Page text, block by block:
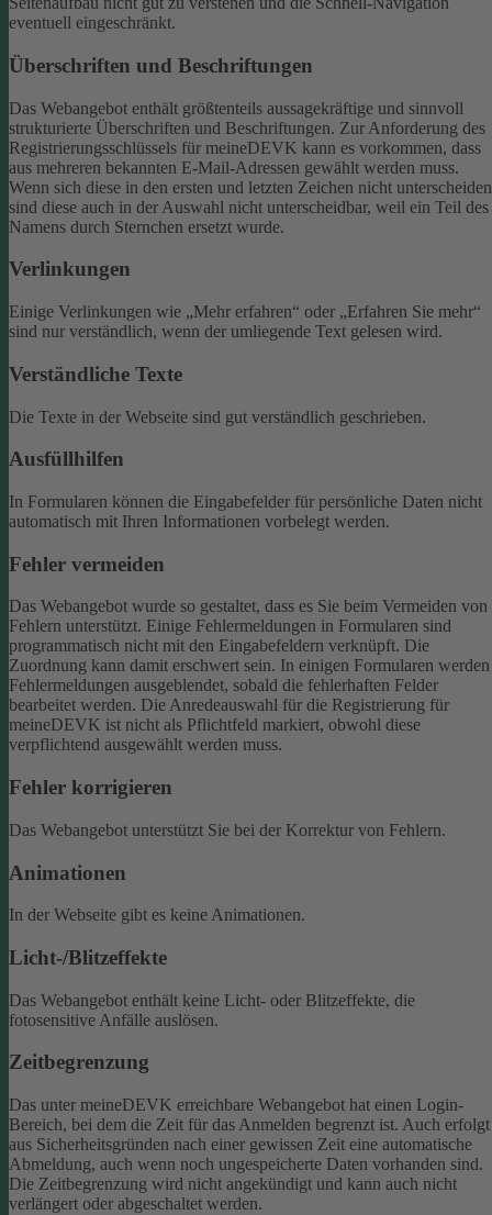
eventuell eingeschränkt.
Überschriften und Beschriftungen
Das Webangebot enthält größtenteils aussagekräftige und sinnvoll
strukturierte Überschriften und Beschriftungen. Zur Anforderung des
Registrierungsschlüssels für meineDEVK kann es vorkommen, dass
aus mehreren bekannten E-Mail-Adressen gewählt werden muss.
Wenn sich diese in den ersten und letzten Zeichen nicht
sind diese auch in der Auswahl nicht unterscheidbar, weil ein Teil des
Namens durch Sternchen ersetzt wurde.
Verlinkungen
Einige Verlinkungen wie „Mehr erfahren“ oder „Erfahren Sie mehr“
sind nur verständlich, wenn der umliegende Text gelesen wird.
Verständliche Texte
Die Texte in der Webseite sind gut verständlich geschrieben.
Ausfüllhilfen
In Formularen können die Eingabefelder für persönliche Daten nicht
automatisch mit Ihren Informationen vorbelegt werden.
Fehler vermeiden
Das Webangebot wurde so gestaltet, dass es Sie beim Vermeiden von
Fehlern unterstützt. Einige Fehlermeldungen in Formularen sind
programmatisch nicht mit den Eingabefeldern verknüpft. Die
Zuordnung kann damit erschwert sein. In einigen Formularen werden
Fehlermeldungen ausgeblendet, sobald die fehlerhaften Felder
bearbeitet werden. Die Anredeauswahl für die Registrierung für
meineDEVK ist nicht als Pflichtfeld markiert, obwohl diese
verpflichtend ausgewählt werden muss.
Fehler korrigieren
Das Webangebot unterstützt Sie bei der Korrektur von Fehlern.
Animationen
In der Webseite gibt es keine Animationen.
Licht-/Blitzeffekte
Das Webangebot enthält keine Licht- oder Blitzeffekte, die
fotosensitive Anfälle auslösen.
Zeitbegrenzung
Das unter meineDEVK erreichbare Webangebot hat einen Login-
Bereich, bei dem die Zeit für das Anmelden begrenzt ist. Auch erfolgt
aus Sicherheitsgründen nach einer gewissen Zeit eine automatische
Abmeldung, auch wenn noch ungespeicherte Daten vorhanden sind.
Die Zeitbegrenzung wird nicht angekündigt und kann auch nicht
verlängert oder abgeschaltet werden.